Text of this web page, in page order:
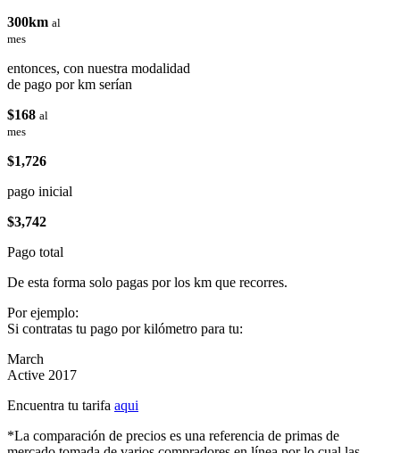
300km al
mes
entonces, con nuestra modalidad
de pago por km serían
$168 al
mes
$1,726
pago inicial
$3,742
Pago total
De esta forma solo pagas por los km que recorres.
Por ejemplo:
Si contratas tu pago por kilómetro para tu:
March
Active 2017
Encuentra tu tarifa aqui
*La comparación de precios es una referencia de primas de